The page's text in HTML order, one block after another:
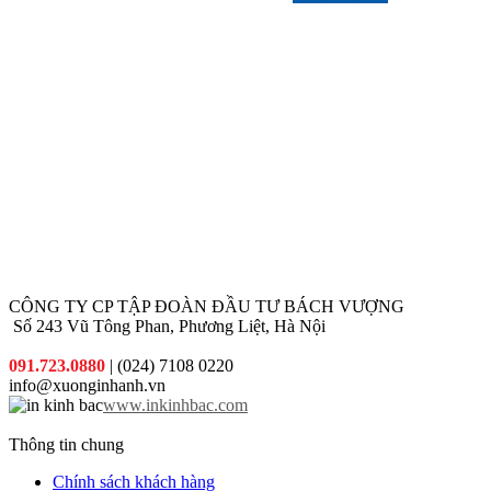
sẽ tư vấn
CÔNG TY CP TẬP ĐOÀN ĐẦU TƯ BÁCH VƯỢNG
Số 243 Vũ Tông Phan, Phương Liệt, Hà Nội
091.723.0880 | (024) 7108 0220
info@xuonginhanh.vn
www.inkinhbac.com
Thông tin chung
Chính sách khách hàng